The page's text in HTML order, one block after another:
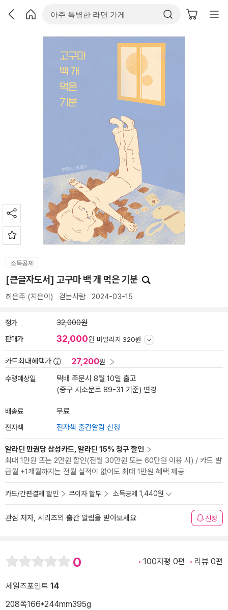
소득공제
[큰글자도서] 고구마 백 개 먹은 기분
최은주 (지은이) 걷는사람 2024-03-15
정가 32,000원
판매가 32,000원 마일리지 320원
카드최대혜택가 27,200원
수령예상일
택배 주문시 8월 10일 출고
(중구 서소문로 89-31 기준) 변경
배송료 무료
전자책 전자책 출간알림 신청
알라딘 만권당 삼성카드, 알라딘 15% 청구 할인
최대 1만원 또는 2만원 할인(전월 30만원 또는 60만원 이용 시) / 카드 발
급월 +1개월까지는 전월 실적이 없어도 최대 1만원 혜택 제공
카드/간편결제 할인 무이자 할부 소득공제 1,440원
관심 저자, 시리즈의 출간 알림을 받아보세요 신청
0 100자평 0편 리뷰 0편
세일즈포인트 14
208쪽166*244mm395g